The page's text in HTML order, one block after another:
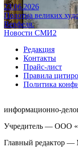
23.06.2026
Полотна великих
Верфеля.
Новости СМИ2
Редакция
Контакты
Прайс-лист
Правила
Политика
информационно-
Учредитель — ООО
Главный редактор —